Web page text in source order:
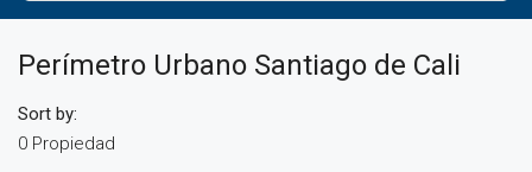
Perímetro Urbano Santiago de Cali
0 Propiedad
Sort by: